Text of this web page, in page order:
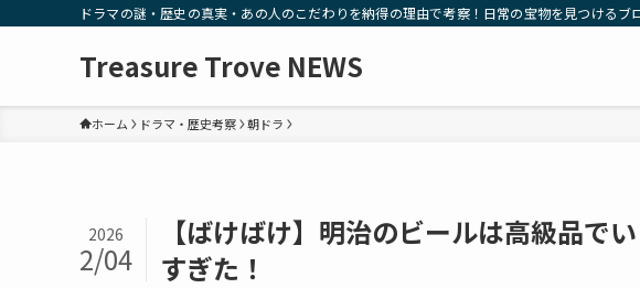
ドラマの謎・歴史の真実・あの人のこだわりを納得の理由で考察！日常の宝物を見つけるブ
Treasure Trove NEWS
ホーム ドラマ・歴史考察 朝ドラ
【ばけばけ】明治のビールは高級品で
すぎた！
2026
2/04